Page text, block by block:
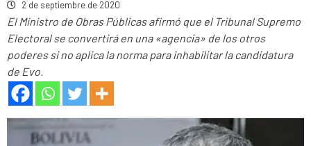
2 de septiembre de 2020
El Ministro de Obras Públicas afirmó que el Tribunal Supremo
Electoral se convertirá en una «agencia» de los otros
poderes si no aplica la norma para inhabilitar la candidatura
de Evo.